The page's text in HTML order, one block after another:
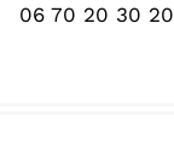
06 70 20 30 20